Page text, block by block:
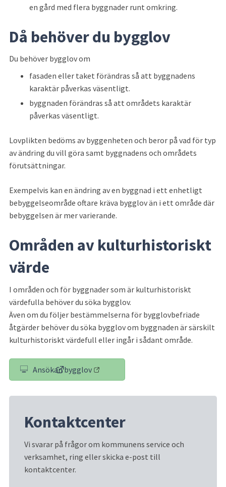
en gård med flera byggnader runt omkring.
Då behöver du bygglov
Du behöver bygglov om
fasaden eller taket förändras så att byggnadens
karaktär påverkas väsentligt.
byggnaden förändras så att områdets karaktär
påverkas väsentligt.
Lovplikten bedöms av byggenheten och beror på vad för typ
av ändring du vill göra samt byggnadens och områdets
förutsättningar.
Exempelvis kan en ändring av en byggnad i ett enhetligt
bebyggelseområde oftare kräva bygglov än i ett område där
bebyggelsen är mer varierande.
Områden av kulturhistoriskt
värde
I områden och för byggnader som är kulturhistoriskt
värdefulla behöver du söka bygglov.
Även om du följer bestämmelserna för bygglovbefriade
åtgärder behöver du söka bygglov om byggnaden är särskilt
kulturhistoriskt värdefull eller ingår i sådant område.
Ansökan bygglov
(länk till annan webbplats)
Kontaktcenter
Vi svarar på frågor om kommunens service och
verksamhet, ring eller skicka e-post till
kontaktcenter.